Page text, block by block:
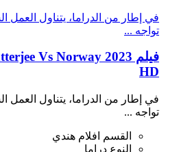
في إطار من الدراما، يتناول العمل
تواجه ...
HD
في إطار من الدراما، يتناول العمل
تواجه ...
القسم
افلام هندي
النوع دراما